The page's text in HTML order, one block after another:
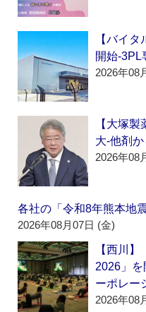
【バイ
開始
2026年08
【大塚
大‐他剤
2026年08
各社の「令和8年熊本地
2026年08月07日 (金)
【西川
2026」を
ーポレー
2026年08